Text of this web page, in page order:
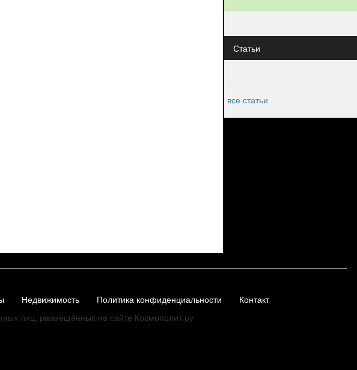
Статьи
все статьи
Недвижимость Политика конфиденциальности Контакт
лиц, размещённых на сайте Космополит.ру